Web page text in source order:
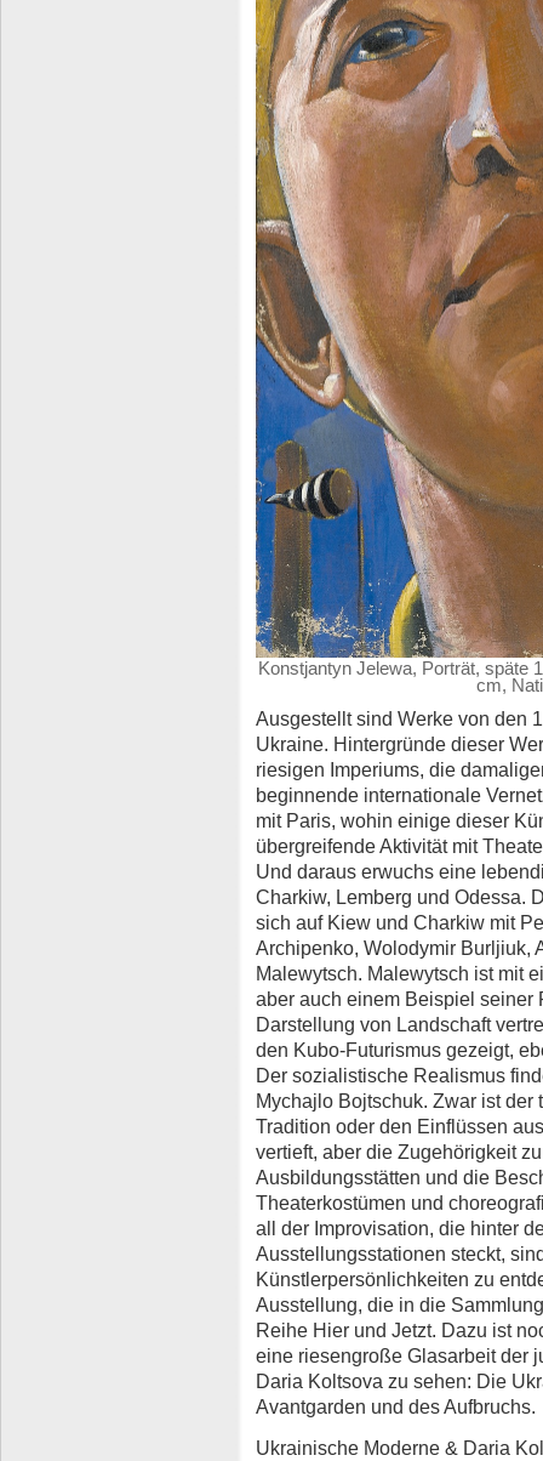
Konstjantyn Jelewa, Porträt, späte
cm,
Ausgestellt sind Werke von den
Ukraine. Hintergründe dieser
riesigen Imperiums, die
beginnende internationale
mit Paris, wohin einige dieser
übergreifende Aktivität mit
Und daraus erwuchs eine
Charkiw, Lemberg und Odessa.
sich auf Kiew und Charkiw mit
Archipenko, Wolodymir Burljiuk,
Malewytsch. Malewytsch ist mit
aber auch einem Beispiel seiner
Darstellung von Landschaft
den Kubo-Futurismus gezeigt,
Der sozialistische Realismus
Mychajlo Bojtschuk. Zwar ist
Tradition oder den Einflüssen
vertieft, aber die Zugehörigkeit
Ausbildungsstätten und die
Theaterkostümen und
all der Improvisation, die hinter
Ausstellungsstationen steckt,
Künstlerpersönlichkeiten zu
Ausstellung, die in die
Reihe Hier und Jetzt. Dazu ist
eine riesengroße Glasarbeit der
Daria Koltsova zu sehen: Die
Avantgarden und des Aufbruchs.
Ukrainische Moderne & Daria